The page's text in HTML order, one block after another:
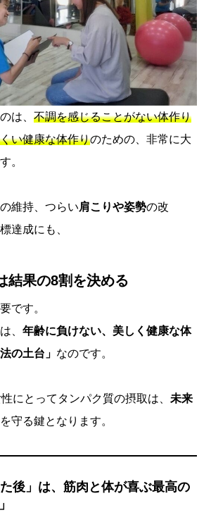
は、 不調を感じることがない体作り
い健康な体作りのための、非常に大
。
維持、つらい肩こりや姿勢の改
達成にも、
結果の8割を決める
です。
、 年齢に負けない、美しく健康な体
の土台」 なのです。
にとってタンパク質の摂取は、 未来
を守る鍵となります。
後」は、 筋肉と体が喜ぶ最高の